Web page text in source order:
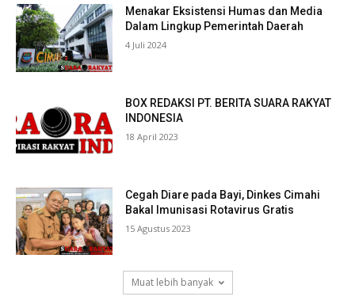
Menakar Eksistensi Humas dan Media
Dalam Lingkup Pemerintah Daerah
4 Juli 2024
BOX REDAKSI PT. BERITA SUARA RAKYAT
INDONESIA
18 April 2023
Cegah Diare pada Bayi, Dinkes Cimahi
Bakal Imunisasi Rotavirus Gratis
15 Agustus 2023
Muat lebih banyak